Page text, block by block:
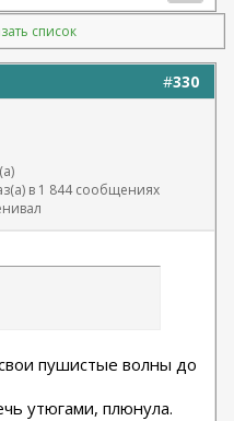
г., Малышева
список
#330
в 1 844 сообщениях
пушистые волны до
утюгами, плюнула.